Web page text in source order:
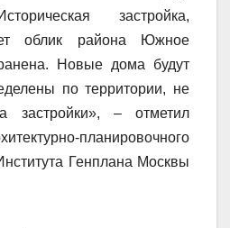
застройка,
облик района Южное
Новые дома будут
по территории, не
застройки», – отметил
планировочного
Генплана Москвы